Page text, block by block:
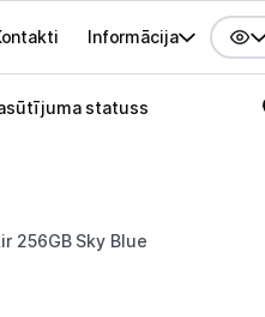
izvēlne
Informācija
statuss
256GB Sky Blue